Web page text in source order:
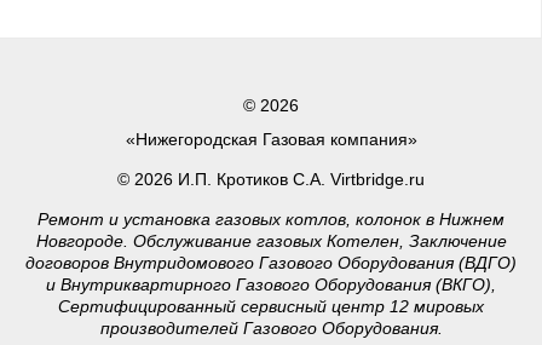
© 2026
«Нижегородская Газовая компания»
© 2026 И.П. Кротиков С.А. Virtbridge.ru
Ремонт и установка газовых котлов, колонок в Нижнем
Новгороде. Обслуживание газовых Котелен, Заключение
договоров Внутридомового Газового Оборудования (ВДГО)
и Внутриквартирного Газового Оборудования (ВКГО),
Сертифицированный сервисный центр 12 мировых
производителей Газового Оборудования.